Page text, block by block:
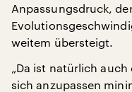
Anpassungsdruck,
weitem übersteigt.
„Da ist natürlich
sich anzupassen